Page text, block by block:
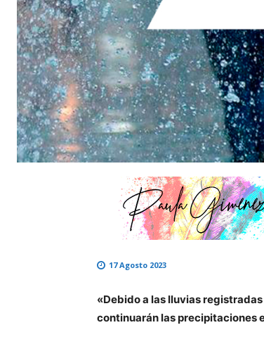
17 Agosto 2023
«Debido a las lluvias
continuarán las precipitaciones